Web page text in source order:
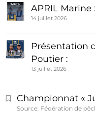
APRIL Marine
14 juillet 2026
Présentation
Poutier :
13 juillet 2026
Championnat «
Source: Fédération de